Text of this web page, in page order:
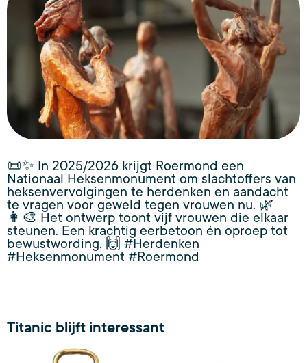
📜✨ In 2025/2026 krijgt Roermond een
Nationaal Heksenmonument om slachtoffers van
heksenvervolgingen te herdenken en aandacht
te vragen voor geweld tegen vrouwen nu. 🌿
👩‍🎨 Het ontwerp toont vijf vrouwen die elkaar
steunen. Een krachtig eerbetoon én oproep tot
bewustwording. 🙌 #Herdenken
#Heksenmonument #Roermond
Titanic blijft interessant